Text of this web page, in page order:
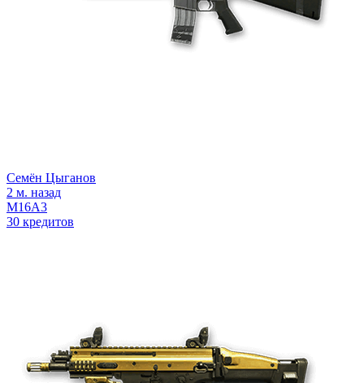
Семён Цыганов
2 м. назад
M16A3
30 кредитов